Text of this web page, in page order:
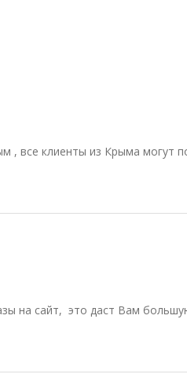
, все клиенты из Крыма могут
на сайт, это даст Вам